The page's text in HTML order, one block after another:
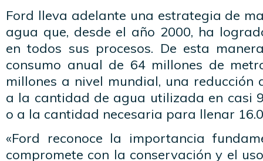
Ford lleva adelante una estrategia de
agua que, desde el año 2000, ha
en todos sus procesos. De esta
consumo anual de 64 millones de
millones a nivel mundial, una reducción
a la cantidad de agua utilizada en casi
o a la cantidad necesaria para llenar
«Ford reconoce la importancia
compromete con la conservación y el